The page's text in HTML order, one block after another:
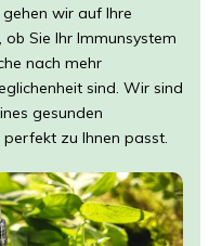
wir auf Ihre
Sie Ihr Immunsystem
nach mehr
sind. Wir sind
gesunden
zu Ihnen passt.